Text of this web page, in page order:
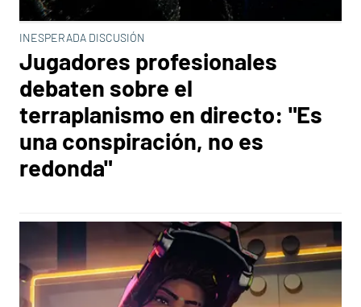
INESPERADA DISCUSIÓN
Jugadores profesionales
debaten sobre el
terraplanismo en directo: "Es
una conspiración, no es
redonda"